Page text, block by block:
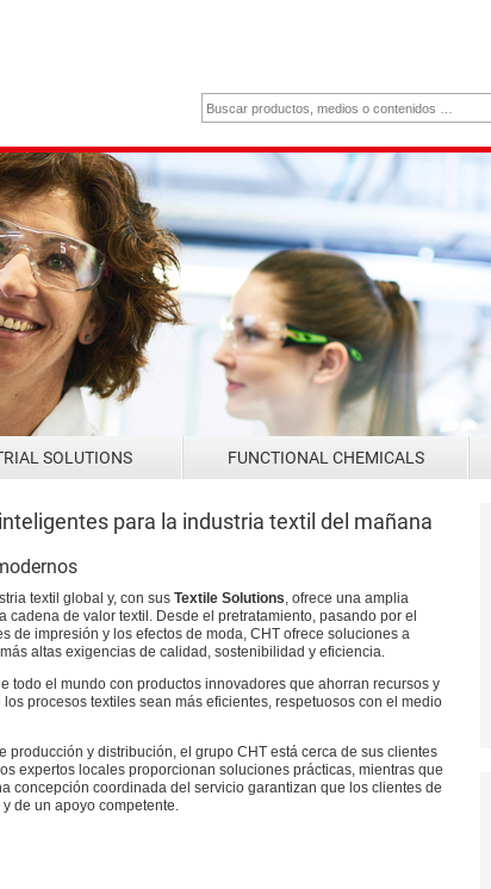
SOLUTIONS FUNCTIONAL CHEMICALS
para la industria textil del mañana
textil global y, con sus Textile Solutions, ofrece una amplia
de valor textil. Desde el pretratamiento, pasando por el
de impresión y los efectos de moda, CHT ofrece soluciones a
altas exigencias de calidad, sostenibilidad y eficiencia.
todo el mundo con productos innovadores que ahorran recursos y
procesos textiles sean más eficientes, respetuosos con el medio
y distribución, el grupo CHT está cerca de sus clientes
expertos locales proporcionan soluciones prácticas, mientras que
concepción coordinada del servicio garantizan que los clientes de
de un apoyo competente.